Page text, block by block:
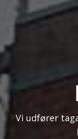
Vi udfører